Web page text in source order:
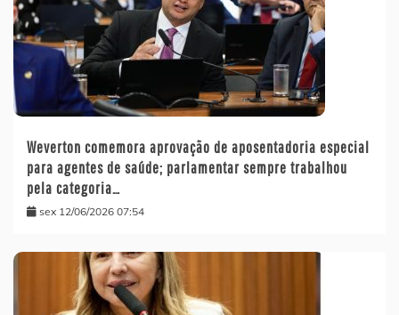
Weverton comemora aprovação de aposentadoria especial
para agentes de saúde; parlamentar sempre trabalhou
pela categoria…
sex 12/06/2026 07:54